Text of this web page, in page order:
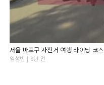
서울 마포구 자전거 여행 라이딩 코스
임성빈 | 8년 전